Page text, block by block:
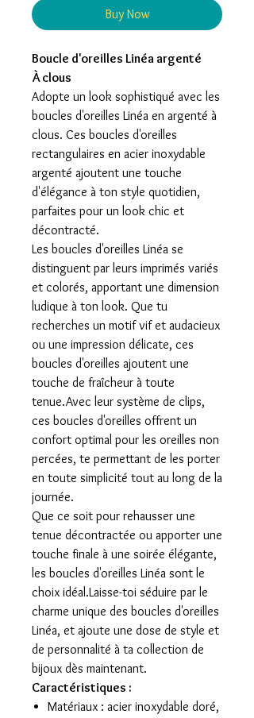
Buy Now
Boucle d'oreilles Linéa argenté
À clous
Adopte un look sophistiqué avec les
boucles d'oreilles Linéa en argenté à
clous. Ces boucles d'oreilles
rectangulaires en acier inoxydable
argenté ajoutent une touche
d'élégance à ton style quotidien,
parfaites pour un look chic et
décontracté.
Les boucles d'oreilles Linéa se
distinguent par leurs imprimés variés
et colorés, apportant une dimension
ludique à ton look. Que tu
recherches un motif vif et audacieux
ou une impression délicate, ces
boucles d'oreilles ajoutent une
touche de fraîcheur à toute
tenue.Avec leur système de clips,
ces boucles d'oreilles offrent un
confort optimal pour les oreilles non
percées, te permettant de les porter
en toute simplicité tout au long de la
journée.
Que ce soit pour rehausser une
tenue décontractée ou apporter une
touche finale à une soirée élégante,
les boucles d'oreilles Linéa sont le
choix idéal.Laisse-toi séduire par le
charme unique des boucles d'oreilles
Linéa, et ajoute une dose de style et
de personnalité à ta collection de
bijoux dès maintenant.
Caractéristiques :
Matériaux : acier inoxydable doré,